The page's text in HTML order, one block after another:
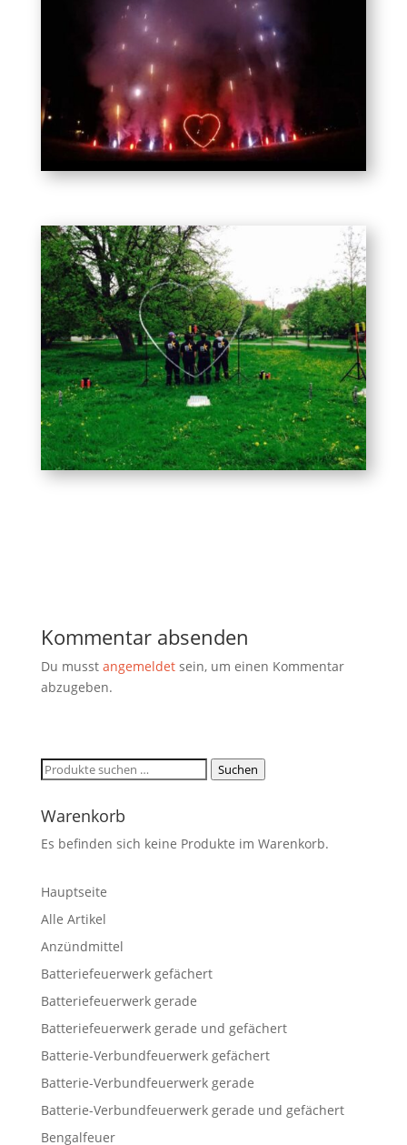
Kommentar absenden
Du musst angemeldetsein, um einen Kommentar
abzugeben.
Suchen
Suchen
Warenkorb
Es befinden sich keine Produkte im Warenkorb.
Hauptseite
Alle Artikel
Anzündmittel
Batteriefeuerwerk gefächert
Batteriefeuerwerk gerade
Batteriefeuerwerk gerade und gefächert
Batterie-Verbundfeuerwerk gefächert
Batterie-Verbundfeuerwerk gerade
Batterie-Verbundfeuerwerk gerade und gefächert
Bengalfeuer